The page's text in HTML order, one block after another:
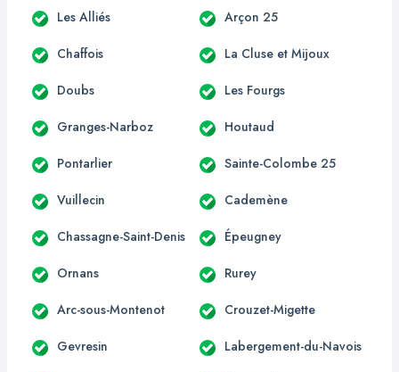
Les Alliés Arçon 25
Chaffois La Cluse et Mijoux
Doubs Les Fourgs
Granges-Narboz Houtaud
Pontarlier Sainte-Colombe 25
Vuillecin Cademène
Chassagne-Saint-Denis Épeugney
Ornans Rurey
Arc-sous-Montenot Crouzet-Migette
Gevresin Labergement-du-Navois